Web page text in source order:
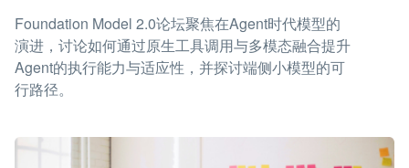
Foundation Model 2.0论坛聚焦在Agent时代模型的
演进，讨论如何通过原生工具调用与多模态融合提升
Agent的执行能力与适应性，并探讨端侧小模型的可
行路径。